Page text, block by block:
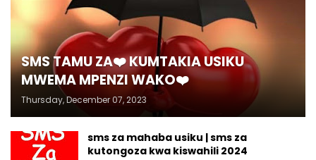
SMS TAMU ZA❤️ KUMTAKIA USIKU
MWEMA MPENZI WAKO❤️
Thursday, December 07, 2023
sms za mahaba usiku | sms za
kutongoza kwa kiswahili 2024